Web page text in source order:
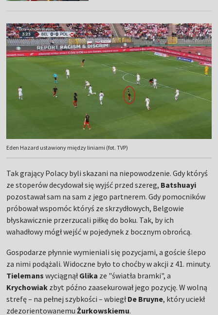
Eden Hazard ustawiony między liniami (fot. TVP)
Tak grający Polacy byli skazani na niepowodzenie. Gdy któryś
ze stoperów decydował się wyjść przed szereg, Batshuayi
pozostawał sam na sam z jego partnerem. Gdy pomocników
próbował wspomóc któryś ze skrzydłowych, Belgowie
błyskawicznie przerzucali piłkę do boku. Tak, by ich
wahadłowy mógł wejść w pojedynek z bocznym obrońcą.
Gospodarze płynnie wymieniali się pozycjami, a goście ślepo
za nimi podążali. Widoczne było to choćby w akcji z 41. minuty.
Tielemans wyciągnąłGlika ze "światła bramki", a
Krychowiak zbyt późno zaasekurował jego pozycję. W wolną
strefę – na pełnej szybkości – wbiegłDe Bruyne, który uciekł
zdezorientowanemuŻurkowskiemu.